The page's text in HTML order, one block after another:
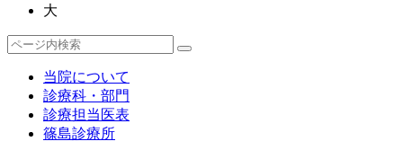
大
検
検
当院について
診療科・部門
診療担当医表
篠島診療所